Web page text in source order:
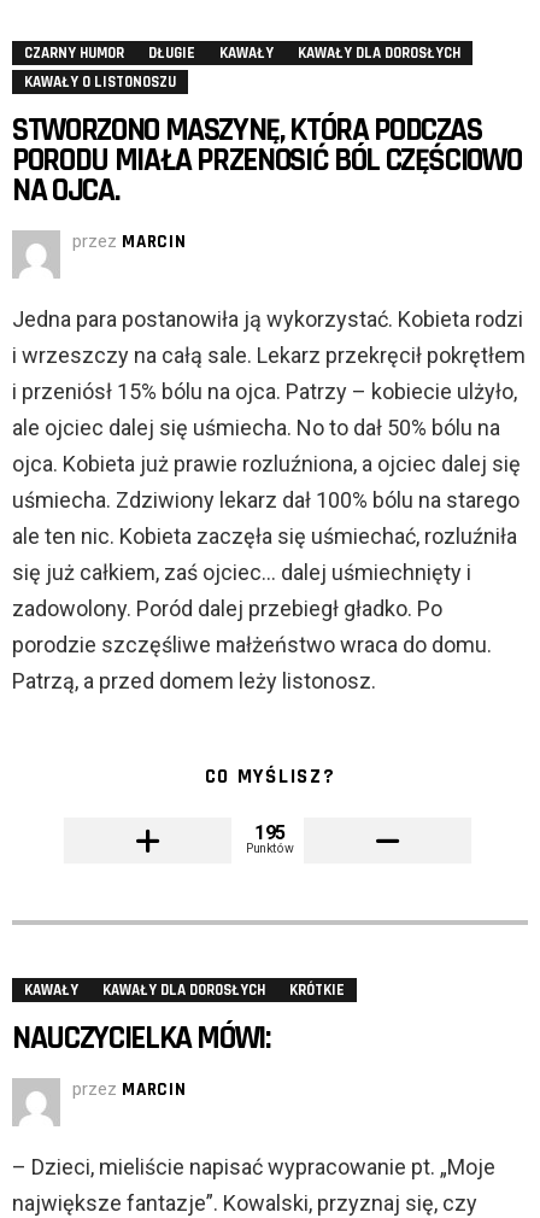
CZARNY HUMOR DŁUGIE KAWAŁY
KAWAŁY DLA DOROSŁYCH
KAWAŁY O LISTONOSZU
STWORZONO MASZYNĘ, KTÓRA PODCZAS
PORODU MIAŁA PRZENOSIĆ BÓL CZĘŚCIOWO
NA OJCA.
przez MARCIN
Jedna para postanowiła ją wykorzystać. Kobieta rodzi
i wrzeszczy na całą sale. Lekarz przekręcił pokrętłem
i przeniósł 15% bólu na ojca. Patrzy – kobiecie ulżyło,
ale ojciec dalej się uśmiecha. No to dał 50% bólu na
ojca. Kobieta już prawie rozluźniona, a ojciec dalej się
uśmiecha. Zdziwiony lekarz dał 100% bólu na starego
ale ten nic. Kobieta zaczęła się uśmiechać, rozluźniła
się już całkiem, zaś ojciec… dalej uśmiechnięty i
zadowolony. Poród dalej przebiegł gładko. Po
porodzie szczęśliwe małżeństwo wraca do domu.
Patrzą, a przed domem leży listonosz.
CO MYŚLISZ?
195
Punktów
KAWAŁY KAWAŁY DLA DOROSŁYCH KRÓTKIE
NAUCZYCIELKA MÓWI:
przez MARCIN
– Dzieci, mieliście napisać wypracowanie pt. „Moje
największe fantazje”. Kowalski, przyznaj się, czy